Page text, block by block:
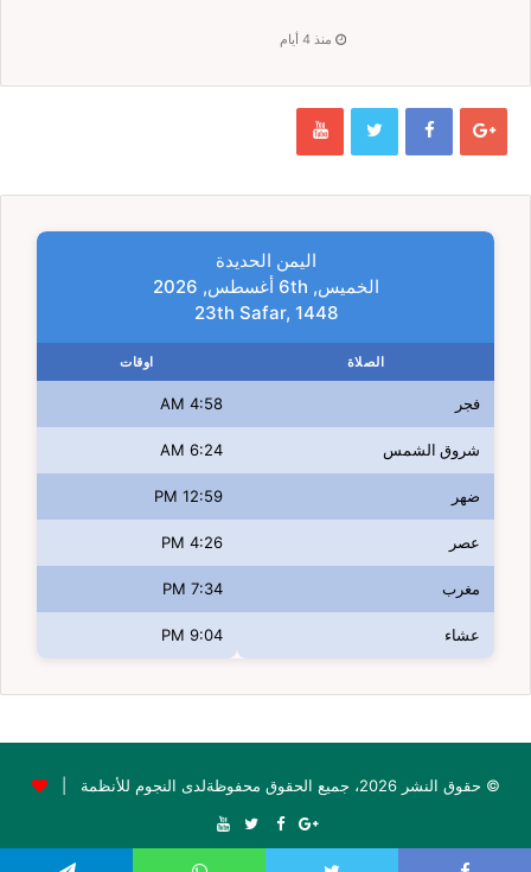
منذ 4 أيام
اليمن الحديدة
الخميس, 6th أغسطس, 2026
23th Safar, 1448
الصلاة اوقات
فجر 4:58 AM
شروق الشمس 6:24 AM
ضهر 12:59 PM
عصر 4:26 PM
مغرب 7:34 PM
عشاء 9:04 PM
© حقوق النشر 2026، جميع الحقوق محفوظةلدى النجوم للأنظمة |